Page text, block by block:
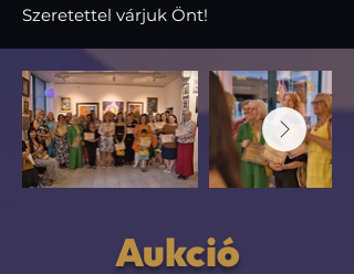
Szeretettel várjuk Önt!
Aukció